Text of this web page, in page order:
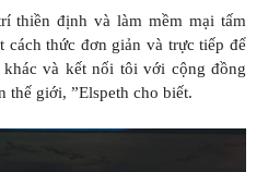
thiền định và làm mềm mại tấm
thức đơn giản và trực tiếp để
và kết nối tôi với cộng đồng
thế giới, ”Elspeth cho biết.